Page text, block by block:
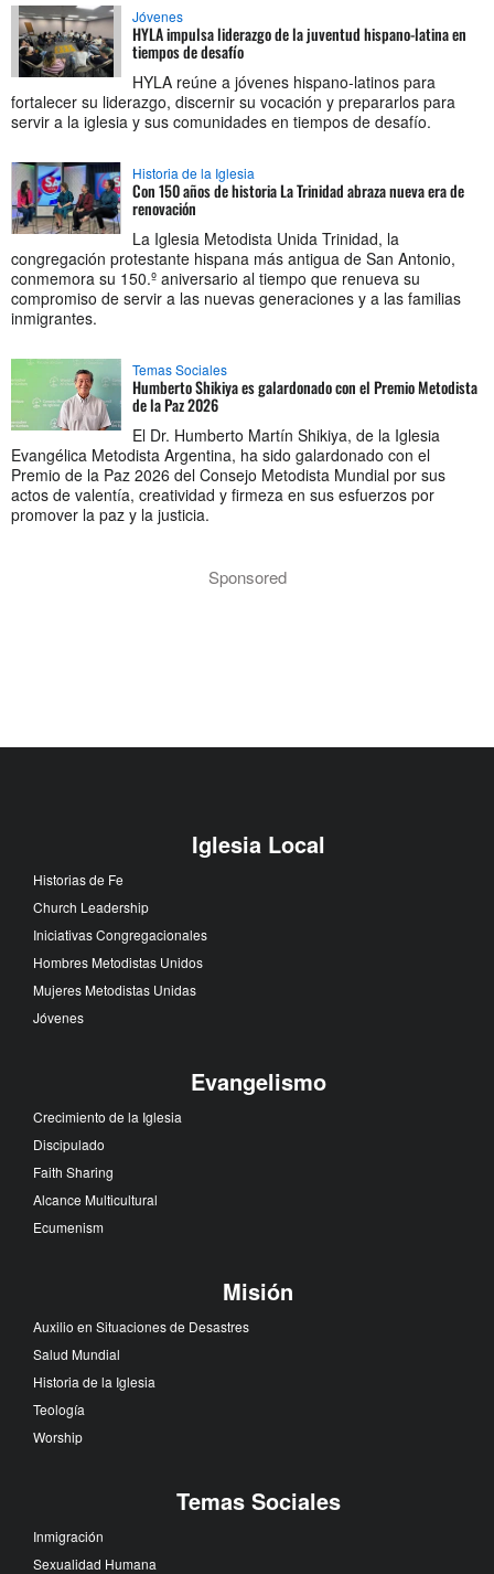
Jóvenes
HYLA impulsa liderazgo de la juventud hispano-latina en
tiempos de desafío
HYLA reúne a jóvenes hispano-latinos para
fortalecer su liderazgo, discernir su vocación y prepararlos para
servir a la iglesia y sus comunidades en tiempos de desafío.
Historia de la Iglesia
Con 150 años de historia La Trinidad abraza nueva era de
renovación
La Iglesia Metodista Unida Trinidad, la
congregación protestante hispana más antigua de San Antonio,
conmemora su 150.º aniversario al tiempo que renueva su
compromiso de servir a las nuevas generaciones y a las familias
inmigrantes.
Temas Sociales
Humberto Shikiya es galardonado con el Premio Metodista
de la Paz 2026
El Dr. Humberto Martín Shikiya, de la Iglesia
Evangélica Metodista Argentina, ha sido galardonado con el
Premio de la Paz 2026 del Consejo Metodista Mundial por sus
actos de valentía, creatividad y firmeza en sus esfuerzos por
promover la paz y la justicia.
Sponsored
Iglesia Local
Historias de Fe
Church Leadership
Iniciativas Congregacionales
Hombres Metodistas Unidos
Mujeres Metodistas Unidas
Jóvenes
Evangelismo
Crecimiento de la Iglesia
Discipulado
Faith Sharing
Alcance Multicultural
Ecumenism
Misión
Auxilio en Situaciones de Desastres
Salud Mundial
Historia de la Iglesia
Teología
Worship
Temas Sociales
Inmigración
Sexualidad Humana